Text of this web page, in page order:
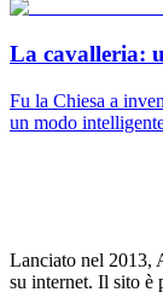
La cavalleria:
Fu la Chiesa a
un modo
Lanciato nel 2013,
su internet. Il sito è